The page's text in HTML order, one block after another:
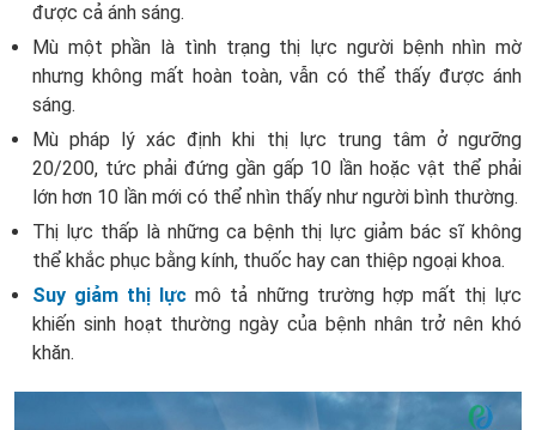
được cả ánh sáng.
Mù một phần là tình trạng thị lực người bệnh nhìn mờ
nhưng không mất hoàn toàn, vẫn có thể thấy được ánh
sáng.
Mù pháp lý xác định khi thị lực trung tâm ở ngưỡng
20/200, tức phải đứng gần gấp 10 lần hoặc vật thể phải
lớn hơn 10 lần mới có thể nhìn thấy như người bình thường.
Thị lực thấp là những ca bệnh thị lực giảm bác sĩ không
thể khắc phục bằng kính, thuốc hay can thiệp ngoại khoa.
Suy giảm thị lực mô tả những trường hợp mất thị lực
khiến sinh hoạt thường ngày của bệnh nhân trở nên khó
khăn.